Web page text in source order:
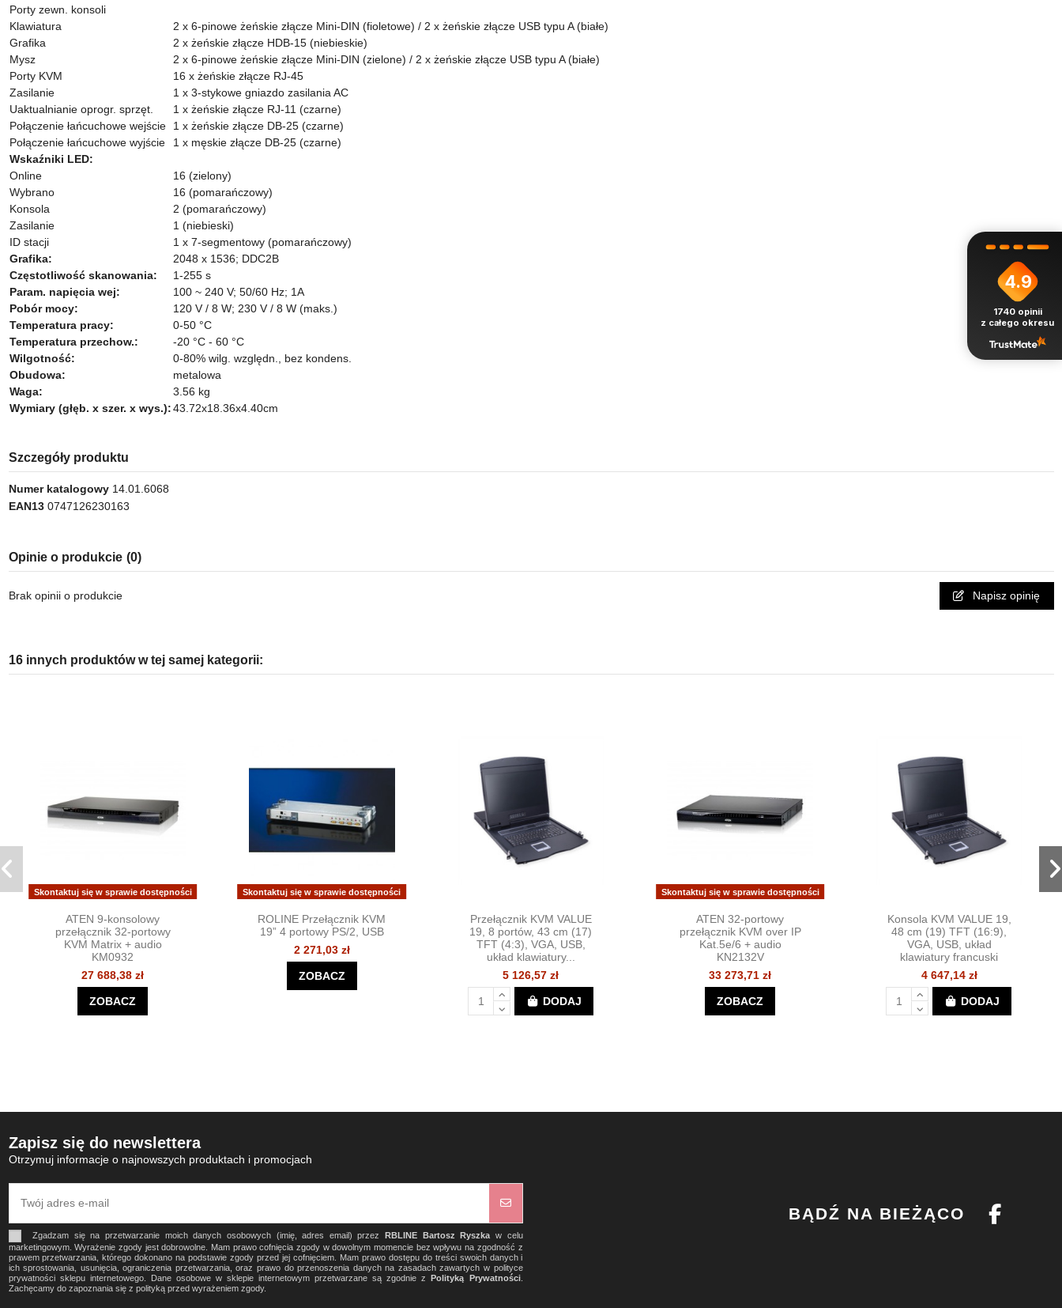
Porty zewn. konsoli
Klawiatura
2 x 6-pinowe żeńskie złącze Mini-DIN (fioletowe) / 2 x żeńskie złącze USB typu A (białe)
Grafika
2 x żeńskie złącze HDB-15 (niebieskie)
Mysz
2 x 6-pinowe żeńskie złącze Mini-DIN (zielone) / 2 x żeńskie złącze USB typu A (białe)
Porty KVM
16 x żeńskie złącze RJ-45
Zasilanie
1 x 3-stykowe gniazdo zasilania AC
Uaktualnianie oprogr. sprzęt.
1 x żeńskie złącze RJ-11 (czarne)
Połączenie łańcuchowe wejście
1 x żeńskie złącze DB-25 (czarne)
Połączenie łańcuchowe wyjście
1 x męskie złącze DB-25 (czarne)
Wskaźniki LED:
Online
16 (zielony)
Wybrano
16 (pomarańczowy)
Konsola
2 (pomarańczowy)
Zasilanie
1 (niebieski)
ID stacji
1 x 7-segmentowy (pomarańczowy)
Grafika:
2048 x 1536; DDC2B
Częstotliwość skanowania:
1-255 s
Param. napięcia wej:
100 ~ 240 V; 50/60 Hz; 1A
Pobór mocy:
120 V / 8 W; 230 V / 8 W (maks.)
Temperatura pracy:
0-50 °C
Temperatura przechow.:
-20 °C - 60 °C
Wilgotność:
0-80% wilg. względn., bez kondens.
Obudowa:
metalowa
Waga:
3.56 kg
Wymiary (głęb. x szer. x wys.):43.72x18.36x4.40cm
Szczegóły produktu
Numer katalogowy 14.01.6068
EAN13 0747126230163
Opinie o produkcie (0)
Brak opinii o produkcie Napisz opinię
16 innych produktów w tej samej kategorii:
Skontaktuj się w sprawie dostępności
ATEN 9-konsolowy
przełącznik 32-portowy
KVM Matrix + audio
KM0932
27 688,38 zł
ZOBACZ
Skontaktuj się w sprawie dostępności
ROLINE Przełącznik KVM
19” 4 portowy PS/2, USB
2 271,03 zł
ZOBACZ
Przełącznik KVM VALUE
19, 8 portów, 43 cm (17)
TFT (4:3), VGA, USB,
układ klawiatury...
5 126,57 zł
DODAJ
Skontaktuj się w sprawie dostępności
ATEN 32-portowy
przełącznik KVM over IP
Kat.5e/6 + audio
KN2132V
33 273,71 zł
ZOBACZ
Konsola KVM VALUE 19,
48 cm (19) TFT (16:9),
VGA, USB, układ
klawiatury francuski
4 647,14 zł
DODAJ
4.9
1740 opinii
z całego okresu
Zapisz się do newslettera
Otrzymuj informacje o najnowszych produktach i promocjach
Zgadzam się na przetwarzanie moich danych osobowych (imię, adres email) przez RBLINE Bartosz Ryszka w celu
marketingowym. Wyrażenie zgody jest dobrowolne. Mam prawo cofnięcia zgody w dowolnym momencie bez wpływu na zgodność z
prawem przetwarzania, którego dokonano na podstawie zgody przed jej cofnięciem. Mam prawo dostępu do treści swoich danych i
ich sprostowania, usunięcia, ograniczenia przetwarzania, oraz prawo do przenoszenia danych na zasadach zawartych w polityce
prywatności sklepu internetowego. Dane osobowe w sklepie internetowym przetwarzane są zgodnie z
Polityką Prywatności.
Zachęcamy do zapoznania się z polityką przed wyrażeniem zgody.
BĄDŹ NA BIEŻĄCO